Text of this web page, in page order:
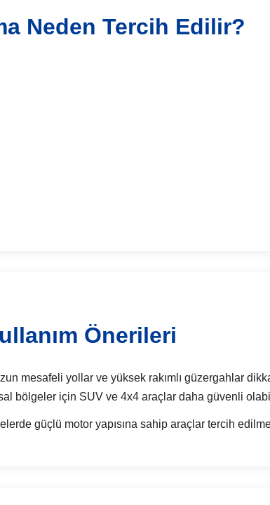
Neden Tercih Edilir?
Önerileri
mesafeli yollar ve yüksek rakımlı güzergahlar
bölgeler için SUV ve 4x4 araçlar daha güvenli
güçlü motor yapısına sahip araçlar tercih